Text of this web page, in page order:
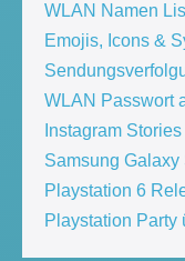
WLAN Namen
Emojis, Icons &
WLAN Passwort
Instagram
Samsung
Playstation 6
Playstation Party